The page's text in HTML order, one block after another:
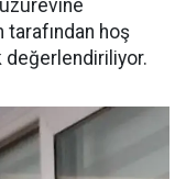
hoş
değerlendiriliyor.